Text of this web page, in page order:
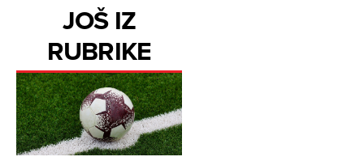
JOŠ IZ
RUBRIKE